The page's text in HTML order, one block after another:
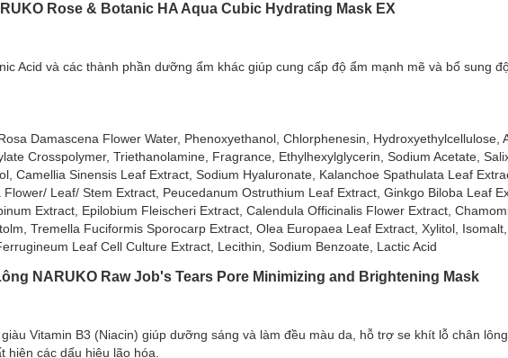
Narcissus Repairing Maskđược thiết kế đặc biệt dành cho tình trạng da lão hóa
giúp nuôi dưỡng làn da tổn thương và mỏng yếu, mang lại vẻ rạng rỡ khỏe mạnh và
Rose & Botanic HA Aqua Cubic Hydrating Mask EX
Acid và các thành phần dưỡng ẩm khác giúp cung cấp độ ẩm mạnh mẽ và bổ sung
Damascena Flower Water, Phenoxyethanol, Chlorphenesin, Hydroxyethylcellulose,
Crosspolymer, Triethanolamine, Fragrance, Ethylhexylglycerin, Sodium Acetate,
Camellia Sinensis Leaf Extract, Sodium Hyaluronate, Kalanchoe Spathulata Leaf
Leaf/ Stem Extract, Peucedanum Ostruthium Leaf Extract, Ginkgo Biloba Leaf
Extract, Epilobium Fleischeri Extract, Calendula Officinalis Flower Extract,
Tremella Fuciformis Sporocarp Extract, Olea Europaea Leaf Extract, Xylitol,
Leaf Cell Culture Extract, Lecithin, Sodium Benzoate, Lactic Acid
NARUKO Raw Job's Tears Pore Minimizing and Brightening Mask
Vitamin B3 (Niacin) giúp dưỡng sáng và làm đều màu da, hỗ trợ se khít lỗ chân
hiện các dấu hiệu lão hóa.